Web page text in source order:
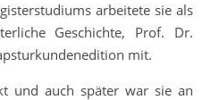
arbeitete sie als
Geschichte, Prof. Dr.
mit.
und auch später war sie an